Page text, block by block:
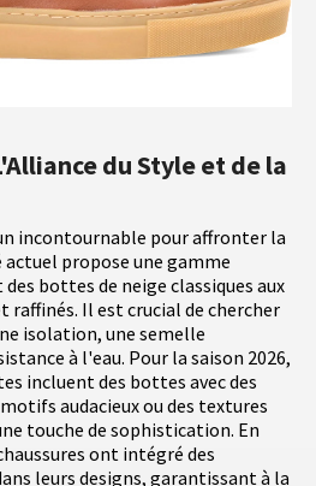
du Style et de la
incontournable pour affronter la
actuel propose une gamme
bottes de neige classiques aux
raffinés. Il est crucial de chercher
isolation, une semelle
à l'eau. Pour la saison 2026,
incluent des bottes avec des
audacieux ou des textures
touche de sophistication. En
ont intégré des
leurs designs, garantissant à la